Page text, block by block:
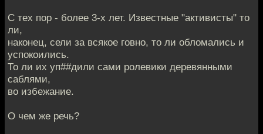
С тех пор - более 3-х лет. Известные "активисты" то
ли,
наконец, сели за всякое говно, то ли обломались и
успокоились.
То ли их уп##дили сами ролевики деревянными
саблями,
во избежание.
О чем же речь?